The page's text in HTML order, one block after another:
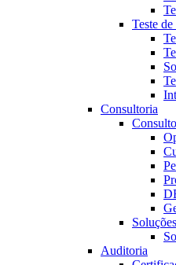
Teste
Consultoria
Auditoria